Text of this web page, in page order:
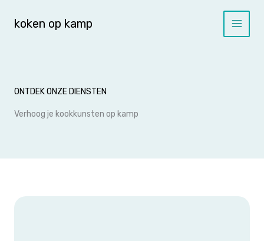
naarkoken op kamp
ONTDEK ONZE DIENSTEN
Verhoog je kookkunsten op kamp